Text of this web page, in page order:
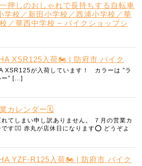
押しのおしゃれで長持ちする自転車
学校／新田小学校／西浦小学校／華
／華西中学校 – バイクショップシ
XSR125入荷🏍️ | 防府市 バイク
XSR125が入荷しています！ カラーは ”ラ
ー” […]
カレンダー🗓️
てしまい申し訳ありません。 ７月の営業カ
す🧜‍♀️ 赤丸が店休日になります⭕️ どうぞよ
YZF-R125入荷🏍️ | 防府市 バイク